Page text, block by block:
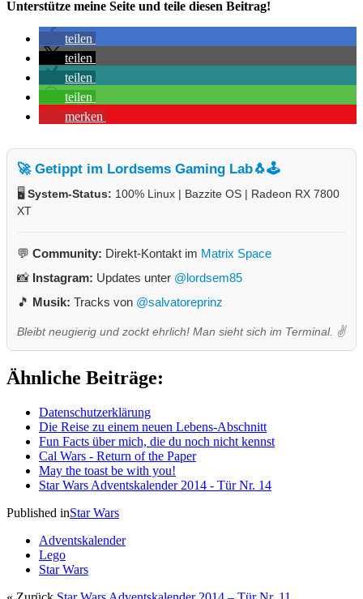
Unterstütze meine Seite und teile diesen Beitrag!
teilen
teilen
teilen
teilen
merken
🚀 Getippt im Lordsems Gaming Lab🐧🕹️
🖥️ System-Status: 100% Linux | Bazzite OS | Radeon RX 7800
XT
💬 Community: Direkt-Kontakt im Matrix Space
📸 Instagram: Updates unter @lordsem85
🎵 Musik: Tracks von @salvatoreprinz
Bleibt neugierig und zockt ehrlich! Man sieht sich im Terminal. ✌️
Ähnliche Beiträge:
Datenschutzerklärung
Die Reise zu einem neuen Lebens-Abschnitt
Fun Facts über mich, die du noch nicht kennst
Cal Wars - Return of the Paper
May the toast be with you!
Star Wars Adventskalender 2014 - Tür Nr. 14
Published inStar Wars
Adventskalender
Lego
Star Wars